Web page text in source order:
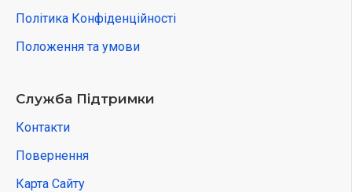
Політика Конфіденційності
Положення та умови
Служба Підтримки
Контакти
Повернення
Карта Сайту